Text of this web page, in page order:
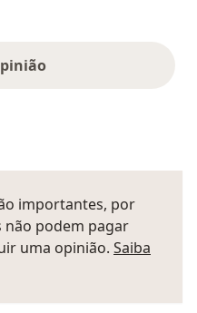
importantes, por
não podem pagar
uma opinião. Saiba